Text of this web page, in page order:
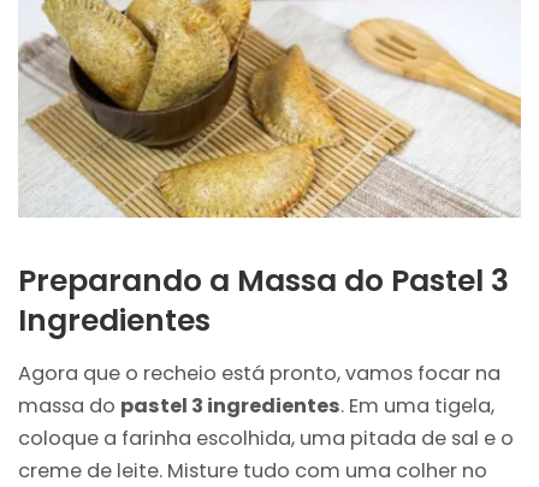
Preparando a Massa do Pastel 3
Ingredientes
Agora que o recheio está pronto, vamos focar na
massa do pastel 3 ingredientes. Em uma tigela,
coloque a farinha escolhida, uma pitada de sal e o
creme de leite. Misture tudo com uma colher no